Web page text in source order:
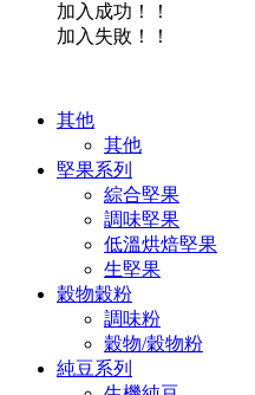
加入成功！！
加入失敗！！
其他
其他
堅果系列
綜合堅果
調味堅果
低溫烘焙堅果
生堅果
穀物穀粉
調味粉
穀物/穀物粉
純豆系列